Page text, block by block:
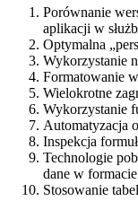
Porównanie
aplikacji w
Optymalna
Wykorzystanie
Formatowanie
Wielokrotne
Wykorzystanie
Automatyzacja
Inspekcja
Technologie
dane w
Stosowanie